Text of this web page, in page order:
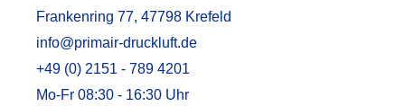
Frankenring 77, 47798 Krefeld
info@primair-druckluft.de
+49 (0) 2151 - 789 4201
Mo-Fr 08:30 - 16:30 Uhr